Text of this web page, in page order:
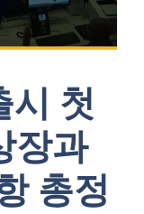
첫
장과
총정